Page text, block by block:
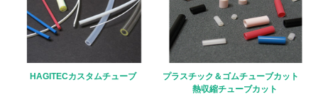
HAGITECカスタムチューブ
プラスチック＆ゴムチューブカット
熱収縮チューブカット